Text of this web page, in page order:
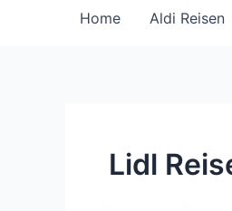
Home Aldi Reisen
Lidl